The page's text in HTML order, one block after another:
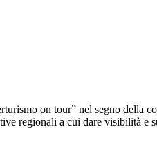
on tour” nel segno della
regionali a cui dare visibilità e